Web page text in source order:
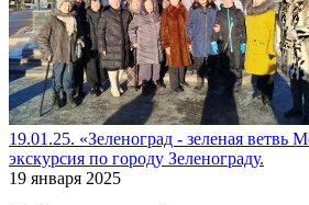
19.01.25. «Зеленоград - зеленая ветвь
экскурсия по городу Зеленограду.
19 января 2025